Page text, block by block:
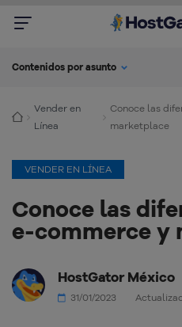
Contenidos por asunto
Vender en
Línea
Conoce las
marketplace
VENDER EN LÍNEA
Conoce las
e-commerce y
HostGator México
31/01/2023